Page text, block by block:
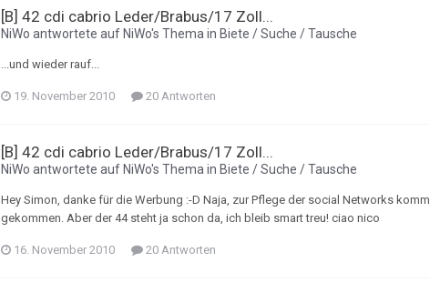
[B] 42 cdi cabrio Leder/Brabus/17 Zoll...
NiWo antwortete auf NiWo's Thema in Biete / Suche / Tausche
...und wieder rauf...
19. November 2010 20 Antworten
[B] 42 cdi cabrio Leder/Brabus/17 Zoll...
NiWo antwortete auf NiWo's Thema in Biete / Suche / Tausche
Hey Simon, danke für die Werbung :-D Naja, zur Pflege der social Networks
gekommen. Aber der 44 steht ja schon da, ich bleib smart treu! ciao nico
16. November 2010 20 Antworten